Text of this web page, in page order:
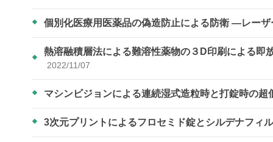
個別化医療用医薬品の偽造防止による防衛 ―レー
熱溶融積層法による難溶性薬物の３D印刷による即
2022/11/07
マシンビジョンによる連続湿式造粒時と打錠時の
3次元プリントによるフロセミド錠とシルデナフィ